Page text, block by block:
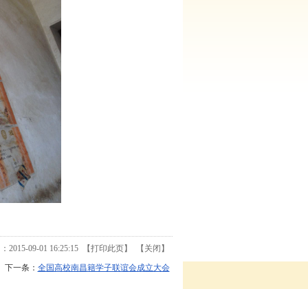
2015-09-01 16:25:15 【打印此页】 【 关闭 】
下一条： 全国高校南昌籍学子联谊会成立大会